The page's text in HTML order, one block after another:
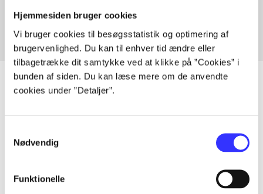
Hjemmesiden bruger cookies
Vi bruger cookies til besøgsstatistik og optimering af
brugervenlighed. Du kan til enhver tid ændre eller
tilbagetrække dit samtykke ved at klikke på ”Cookies” i
bunden af siden. Du kan læse mere om de anvendte
cookies under ”Detaljer”.
Nødvendig
Funktionelle